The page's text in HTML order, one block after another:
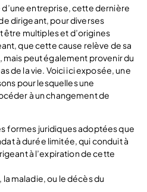
d’une entreprise, cette dernière
dirigeant, pour diverses
être multiples et d’origines
que cette cause relève de sa
peut également provenir du
de la vie. Voici ici exposée, une
pour lesquelles une
à un changement de
formes juridiques adoptées que
à durée limitée, qui conduit à
à l’expiration de cette
maladie, ou le décès du